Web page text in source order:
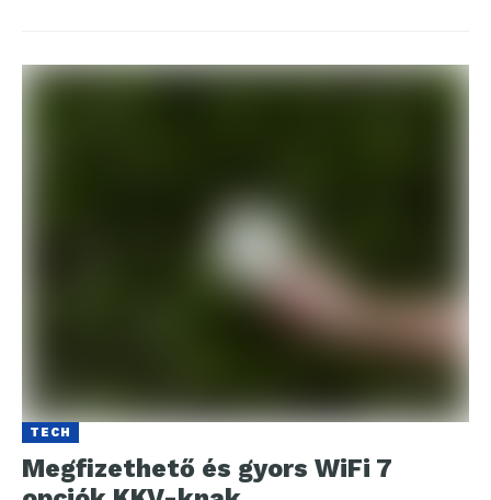
TECH
Megfizethető és gyors WiFi 7